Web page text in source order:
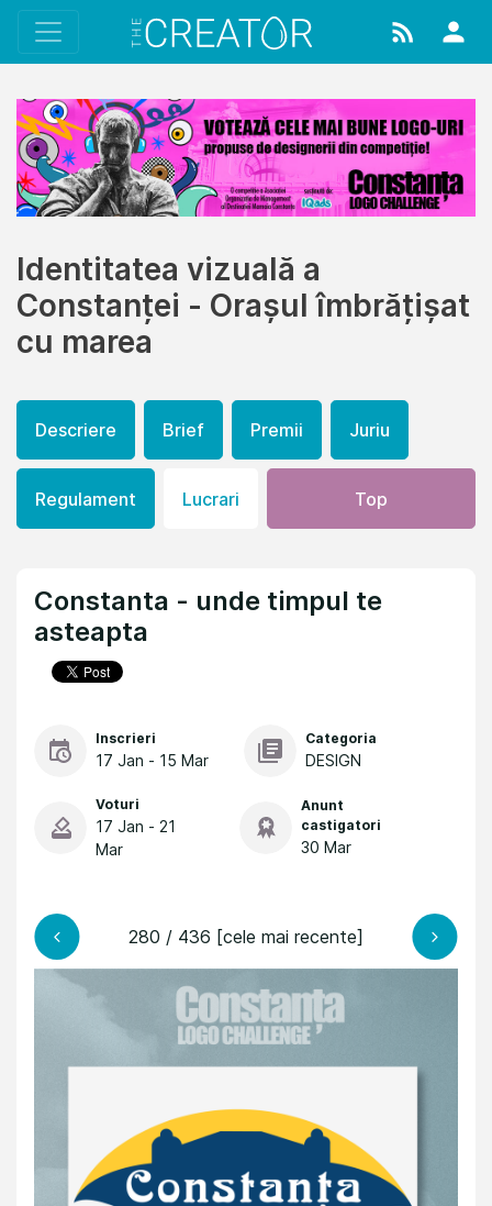
Identitatea vizuală a
Constanței - Orașul îmbrățișat
cu marea
Descriere Brief Premii Juriu
Regulament Lucrari Top
Constanta - unde timpul te
asteapta
Inscrieri
17 Jan - 15 Mar
Categoria
DESIGN
Voturi
17 Jan - 21
Mar
Anunt
castigatori
30 Mar
280 / 436 [cele mai recente]